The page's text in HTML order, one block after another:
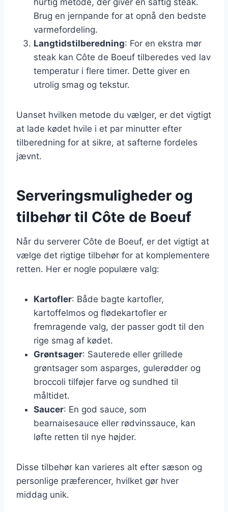
Brug en jernpande for at opnå den bedste
varmefordeling.
Langtidstilberedning: For en ekstra mør
steak kan Côte de Boeuf tilberedes ved lav
temperatur i flere timer. Dette giver en
utrolig smag og tekstur.
Uanset hvilken metode du vælger, er det vigtigt
at lade kødet hvile i et par minutter efter
tilberedning for at sikre, at safterne fordeles
jævnt.
Serveringsmuligheder og
tilbehør til Côte de Boeuf
Når du serverer Côte de Boeuf, er det vigtigt at
vælge det rigtige tilbehør for at komplementere
retten. Her er nogle populære valg:
Kartofler: Både bagte kartofler,
kartoffelmos og flødekartofler er
fremragende valg, der passer godt til den
rige smag af kødet.
Grøntsager: Sauterede eller grillede
grøntsager som asparges, gulerødder og
broccoli tilføjer farve og sundhed til
måltidet.
Saucer: En god sauce, som
bearnaisesauce eller rødvinssauce, kan
løfte retten til nye højder.
Disse tilbehør kan varieres alt efter sæson og
personlige præferencer, hvilket gør hver
middag unik.